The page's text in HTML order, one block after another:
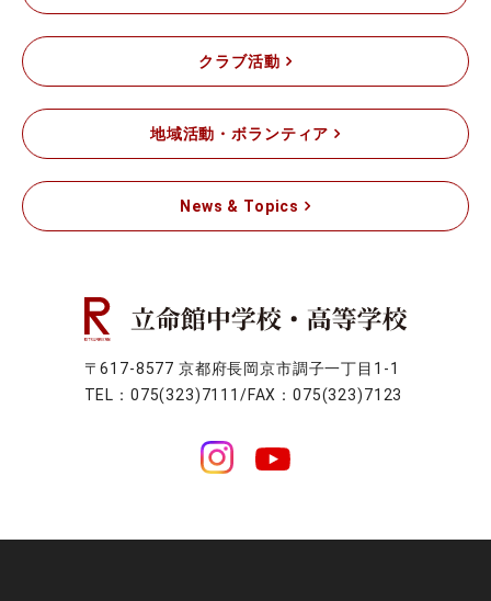
クラブ活動
地域活動・ボランティア
News & Topics
〒617-8577 京都府長岡京市調子一丁目1-1
TEL：075(323)7111/FAX：075(323)7123